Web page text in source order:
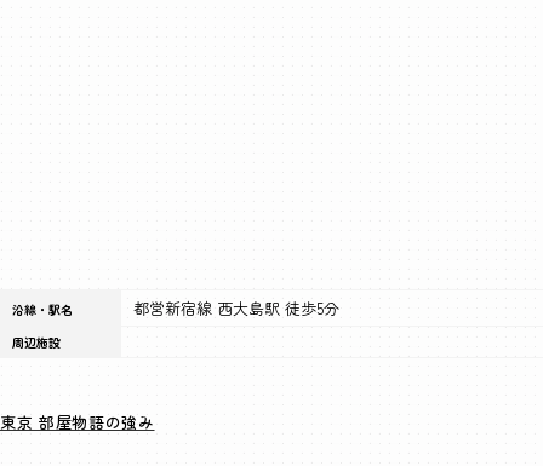
沿線・駅名 都営新宿線 西大島駅 徒歩5分
周辺施設
東京 部屋物語の強み